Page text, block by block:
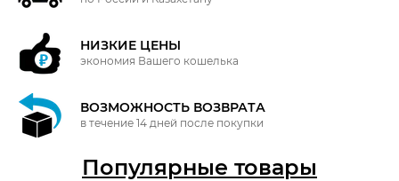
НИЗКИЕ ЦЕНЫ
экономия Вашего кошелька
ВОЗМОЖНОСТЬ ВОЗВРАТА
в течение 14 дней после покупки
Популярные товары